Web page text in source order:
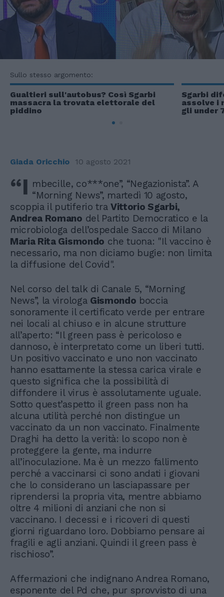
Sullo stesso argomento:
Gualtieri sull'autobus? Così Sgarbi
massacra la trovata elettorale del
piddino
Sgarbi
assolve i
gli under
Giada Oricchio 10 agosto 2021
“I mbecille, co***one”, “Negazionista”. A
“Morning News”, martedì 10 agosto,
scoppia il putiferio tra Vittorio Sgarbi,
Andrea Romano del Partito Democratico e la
microbiologa dell’ospedale Sacco di Milano
Maria Rita Gismondo che tuona: "Il vaccino è
necessario, ma non diciamo bugie: non limita
la diffusione del Covid".
Nel corso del talk di Canale 5, “Morning
News”, la virologa Gismondo boccia
sonoramente il certificato verde per entrare
nei locali al chiuso e in alcune strutture
all’aperto: “Il green pass è pericoloso e
dannoso, è interpretato come un liberi tutti.
Un positivo vaccinato e uno non vaccinato
hanno esattamente la stessa carica virale e
questo significa che la possibilità di
diffondere il virus è assolutamente uguale.
Sotto quest’aspetto il green pass non ha
alcuna utilità perché non distingue un
vaccinato da un non vaccinato. Finalmente
Draghi ha detto la verità: lo scopo non è
proteggere la gente, ma indurre
all’inoculazione. Ma è un mezzo fallimento
perché a vaccinarsi ci sono andati i giovani
che lo considerano un lasciapassare per
riprendersi la propria vita, mentre abbiamo
oltre 4 milioni di anziani che non si
vaccinano. I decessi e i ricoveri di questi
giorni riguardano loro. Dobbiamo pensare ai
fragili e agli anziani. Quindi il green pass è
rischioso”.
Affermazioni che indignano Andrea Romano,
esponente del Pd che, pur sprovvisto di una